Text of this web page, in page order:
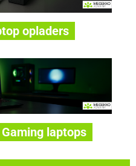
opladers
laptops